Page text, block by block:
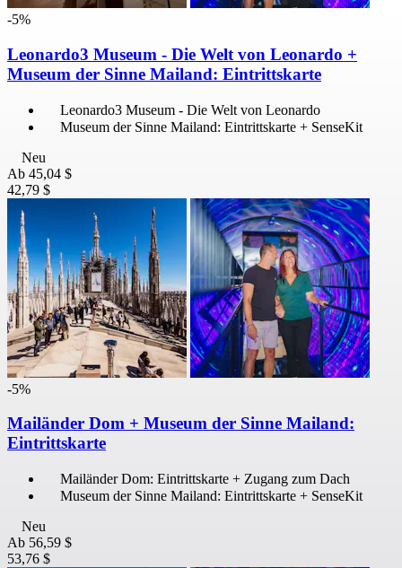
-5%
Leonardo3 Museum - Die Welt von Leonardo +
Museum der Sinne Mailand: Eintrittskarte
Leonardo3 Museum - Die Welt von Leonardo
Museum der Sinne Mailand: Eintrittskarte + SenseKit
Neu
Ab 45,04 $
42,79 $
-5%
Mailänder Dom + Museum der Sinne Mailand:
Eintrittskarte
Mailänder Dom: Eintrittskarte + Zugang zum Dach
Museum der Sinne Mailand: Eintrittskarte + SenseKit
Neu
Ab 56,59 $
53,76 $